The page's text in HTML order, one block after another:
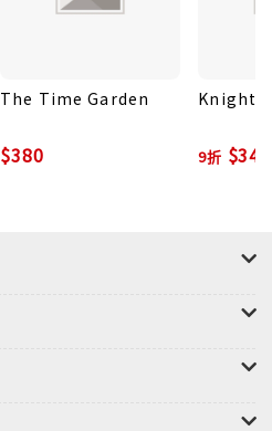
The Time Garden
$380 9折 $342